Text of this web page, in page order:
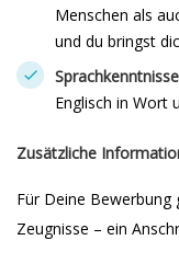
Menschen als
und du bringst
Sprachkenntnisse
Englisch in Wort
Zusätzliche
Für Deine Bewerbung
Zeugnisse – ein